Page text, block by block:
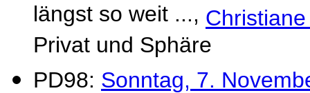
längst so weit ...,
Privat und Sphäre
PD98: Sonntag, 7.